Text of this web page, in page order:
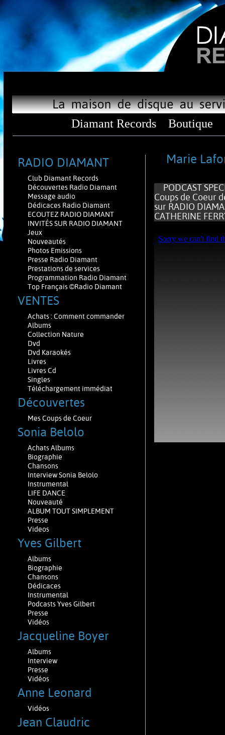
Diamant Records Boutique
RADIO DIAMANT
Club Diamant Records
Découvertes Radio Diamant
Message audio
Dédicaces Radio Diamant
ECOUTEZ RADIO DIAMANT
INVITÉS SUR RADIO DIAMANT
Jeux
Nouveautés
Photos Emissions
Presse Radio Diamant
Prestations de services
Programmation Radio Diamant
Top Français ©Radio Diamant
VENTES
Achats : Comment commander
Albums
Collection Nature
Dvd
Dvd Karaokés
Livres
Livres Cd
Singles
Téléchargement immédiat
Découvertes
Mes Coups de Coeur
Sonia Belolo
Achats Albums
Biographie
Chansons
Interview Sonia Belolo
Instrumental
LIFE DANCE
Nouveauté
ALBUM TOUT SIMPLEMENT
Presse
Videos
Yves Gilbert
Albums
Biographie
Chansons
Dédicaces
Instrumental
Podcasts Yves Gilbert
Presse
Vidéos
Jacqueline Boyer
Albums
Interview
Presse
Vidéos
Anne Leonard
Vidéos
Jean Claudric
Marie
PODCAST
Coups de Coeur
sur RADIO
CATHERINE